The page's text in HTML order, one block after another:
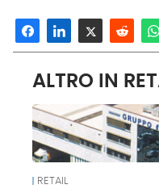
ALTRO IN
RETAIL